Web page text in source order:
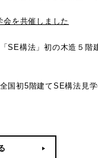
会を共催しました
SE構法」初の木造５階
国初5階建てSE構法見